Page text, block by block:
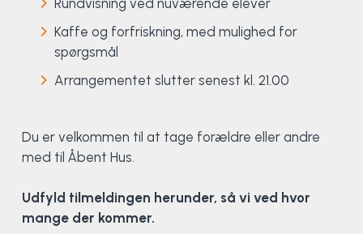
Rundvisning ved nuværende elever
Kaffe og forfriskning, med mulighed for
spørgsmål
Arrangementet slutter senest kl. 21.00
Du er velkommen til at tage forældre eller andre
med til Åbent Hus.
Udfyld tilmeldingen herunder, så vi ved hvor
mange der kommer.
Elevportræt
Brochure
Fitness
Fodbold
Futsal
Golf
Organisk værksted
Sportsmassør
Udekøkken
Ølbrygning
Køn, krop og seksualitet
Politi-teori
Sportspsykologi
Træner- og lederakademi
Projektleder
Sportsmassør
OCR i Spanien
Skitur til Norge
Mille Sigsgaard Christensen
Peter Fuglsang
Trine Rask-Nielsen
Troels Rasmussen
Viborg Elitehold